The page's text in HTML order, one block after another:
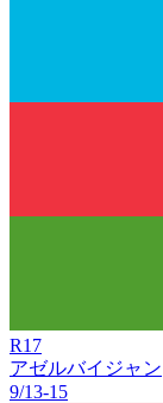
R17
アゼルバイジャン
9/13-15